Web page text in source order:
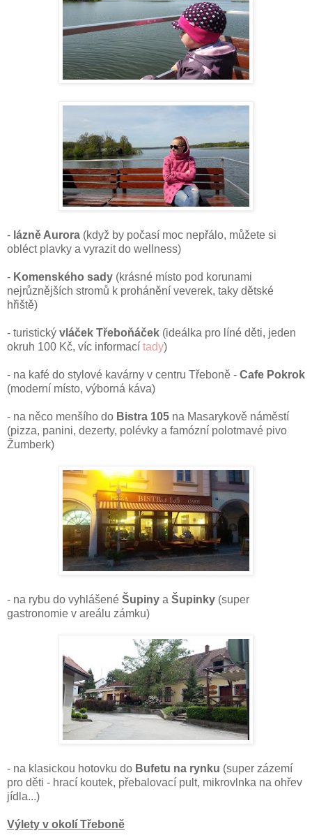
- lázně Aurora (když by počasí moc nepřálo, můžete si
obléct plavky a vyrazit do wellness)
- Komenského sady (krásné místo pod korunami
nejrůznějších stromů k prohánění veverek, taky dětské
hřiště)
- turistický vláček Třeboňáček (ideálka pro líné děti, jeden
okruh 100 Kč, víc informací tady)
- na kafé do stylové kavárny v centru Třeboně - Cafe Pokrok
(moderní místo, výborná káva)
- na něco menšího do Bistra 105 na Masarykově náměstí
(pizza, panini, dezerty, polévky a famózní polotmavé pivo
Žumberk)
- na rybu do vyhlášené Šupiny a Šupinky (super
gastronomie v areálu zámku)
- na klasickou hotovku do Bufetu na rynku (super zázemí
pro děti - hrací koutek, přebalovací pult, mikrovlnka na ohřev
jídla...)
Výlety v okolí Třeboně